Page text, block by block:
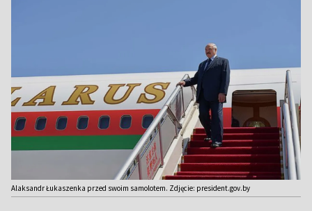
Alaksandr Łukaszenka przed swoim samolotem. Zdjęcie: president.gov.by